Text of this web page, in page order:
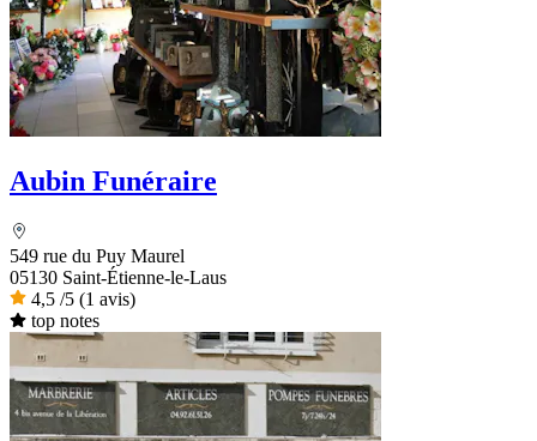
Aubin Funéraire
549 rue du Puy Maurel
05130 Saint-Étienne-le-Laus
4,5 /5 (1 avis)
top notes